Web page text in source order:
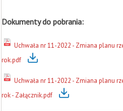
Dokumenty do pobrania:
Uchwała nr 11-2022 - Zmiana planu
rok.pdf
Uchwała nr 11-2022 - Zmiana planu
rok - Załącznik.pdf